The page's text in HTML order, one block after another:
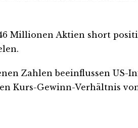
Millionen Aktien short
Zahlen beeinflussen US-
Kurs-Gewinn-Verhältnis